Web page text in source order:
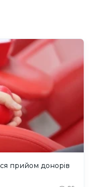
прийом донорів